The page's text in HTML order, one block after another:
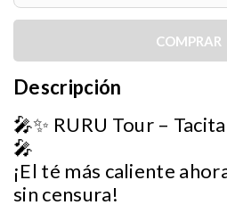
COMPRAR
Descripción
🎤✨ RURU Tour –
🎤
¡El té más caliente
sin censura!